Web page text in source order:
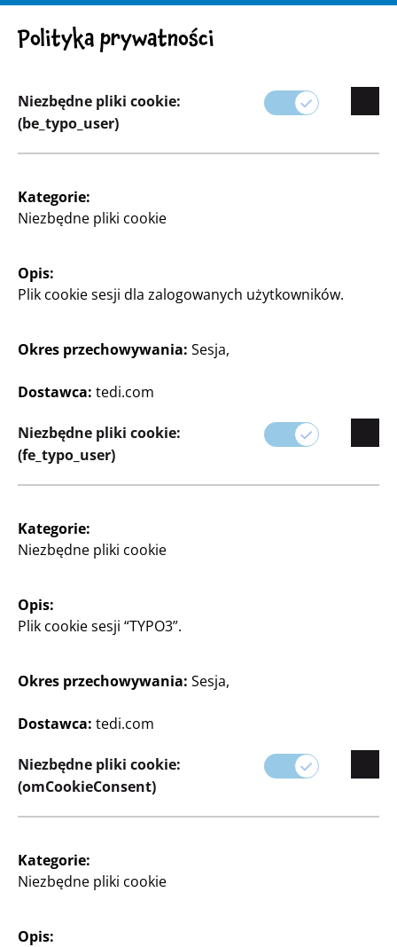
Majsterkowanie oraz Rękodzieło
majsterkowania, czy okazjonalnym
majsterkowiczem, TEDi ma wszystko, czego
Nasza kategoria Rzemiosło i majsterkowanie oferuje
różnorodne materiały i narzędzia, które inspirują i
wspierają w realizacji kreatywnych pomysłów.
Od prostych napraw po złożone kreacje, nasze
produkty zostały zaprojektowane z myślą o jakości i
łatwości użytkowania.
52 artykuł
Rękodzieło
Polityka prywatności
Niezbędne pliki cookie:
(be_typo_user)
Kategorie:
Niezbędne pliki cookie
Opis:
Plik cookie sesji dla zalogowanych użytkowników.
Okres przechowywania: Sesja,
Dostawca: tedi.com
Niezbędne pliki cookie:
(fe_typo_user)
Kategorie:
Niezbędne pliki cookie
Opis:
Plik cookie sesji “TYPO3”.
Okres przechowywania: Sesja,
Dostawca: tedi.com
Niezbędne pliki cookie:
(omCookieConsent)
Kategorie:
Niezbędne pliki cookie
Opis: